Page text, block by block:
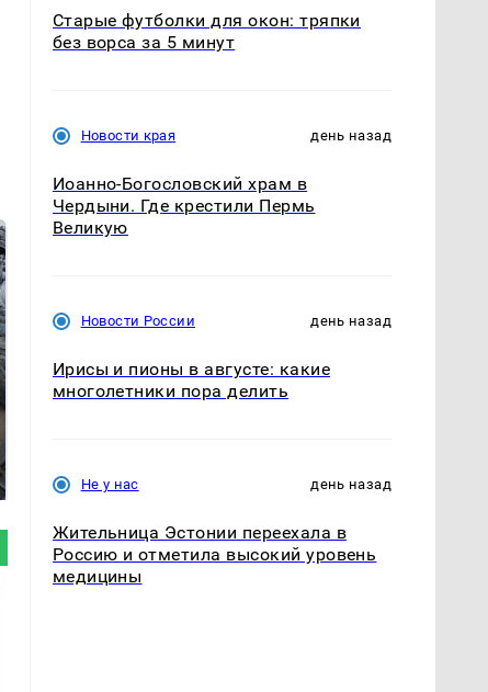
магазина: список
криптомиллионера
Старые футболки для окон: тряпки
без ворса за 5 минут
Новости края день назад
Иоанно-Богословский храм в
Чердыни. Где крестили Пермь
Великую
Новости России день назад
Ирисы и пионы в августе: какие
многолетники пора делить
Не у нас день назад
Жительница Эстонии переехала в
Россию и отметила высокий уровень
медицины